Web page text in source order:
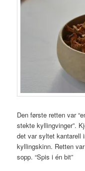
Den første retten var
stekte kyllingvinger”.
det var syltet kantarell
kyllingskinn. Retten
sopp. “Spis i én bit”